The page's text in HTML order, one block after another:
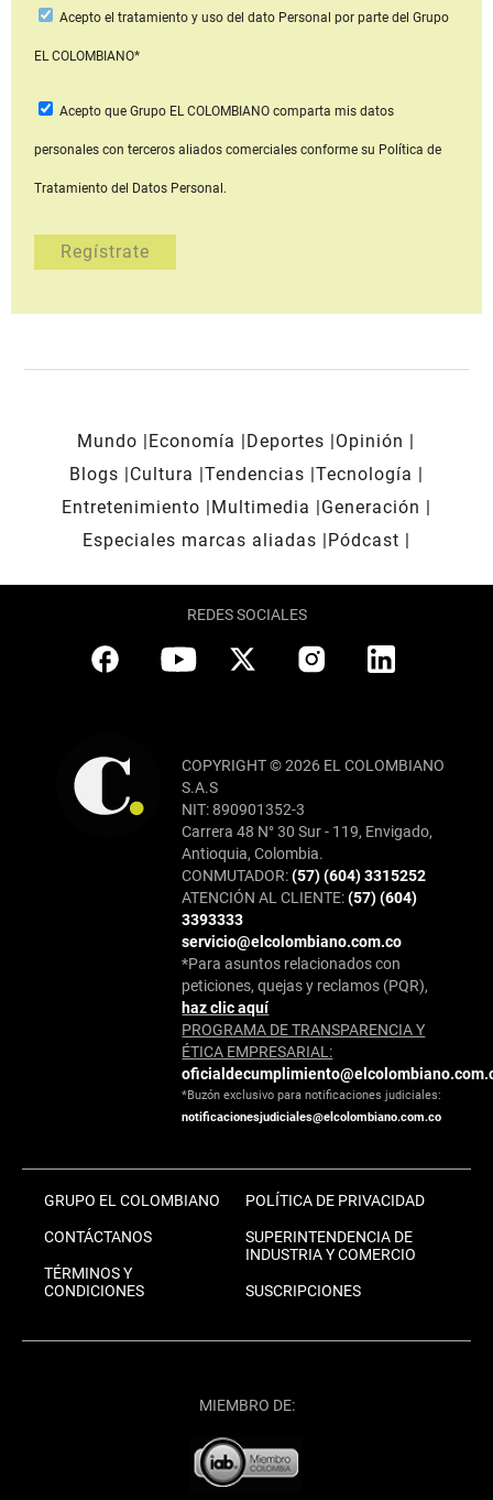
Acepto el tratamiento y uso del dato Personal por parte del Grupo
EL COLOMBIANO*
Acepto que Grupo EL COLOMBIANOcomparta mis datos
personales con terceros aliados comerciales conforme su Política de
Tratamiento del Datos Personal.
Mundo Economía Deportes
Opinión
Blogs
Cultura Tendencias Tecnología
Entretenimiento
Multimedia
Generación
Especiales marcas aliadas
Pódcast
REDES SOCIALES
COPYRIGHT © 2026 EL COLOMBIANO
S.A.S
NIT: 890901352-3
Carrera 48 N° 30 Sur - 119, Envigado,
Antioquia, Colombia.
CONMUTADOR:(57) (604) 3315252
ATENCIÓN AL CLIENTE:(57) (604)
3393333
servicio@elcolombiano.com.co
*Para asuntos relacionados con
peticiones, quejas y reclamos (PQR),
haz clic aquí
PROGRAMA DE TRANSPARENCIA Y
ÉTICA EMPRESARIAL:
*Buzón exclusivo para notificaciones judiciales:
notificacionesjudiciales@elcolombiano.com.co
GRUPO EL COLOMBIANO
CONTÁCTANOS
TÉRMINOS Y
CONDICIONES
POLÍTICA DE PRIVACIDAD
SUPERINTENDENCIA DE
INDUSTRIA Y COMERCIO
SUSCRIPCIONES
MIEMBRO DE: